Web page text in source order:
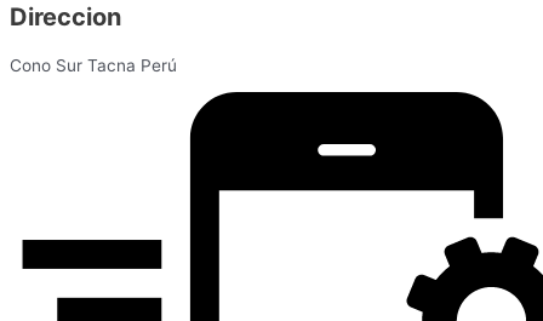
Direccion
Cono Sur Tacna Perú